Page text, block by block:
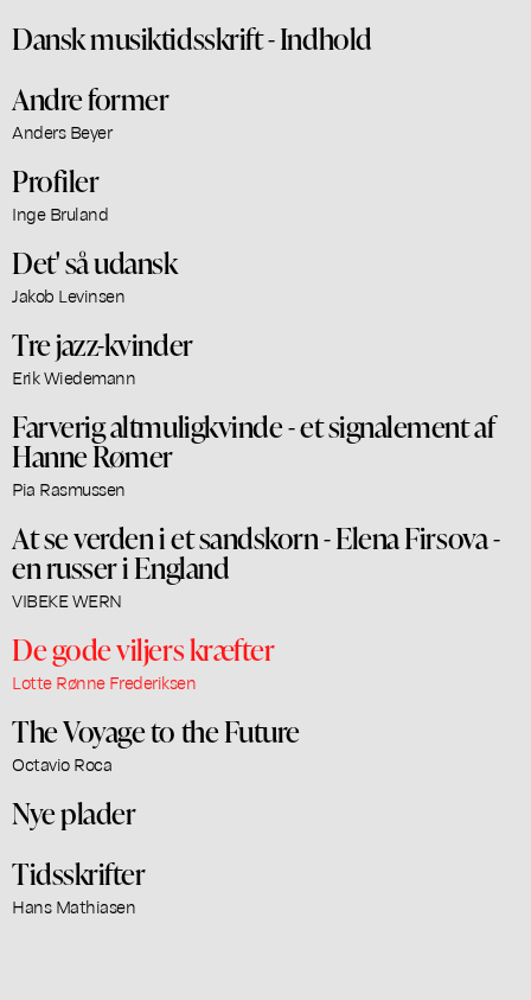
Dansk musiktidsskrift - Indhold
Andre former
Anders Beyer
Profiler
Inge Bruland
Det' så udansk
Jakob Levinsen
Tre jazz-kvinder
Erik Wiedemann
Farverig altmuligkvinde - et signalement af
Hanne Rømer
Pia Rasmussen
At se verden i et sandskorn - Elena Firsova -
en russer i England
VIBEKE WERN
De gode viljers kræfter
Lotte Rønne Frederiksen
The Voyage to the Future
Octavio Roca
Nye plader
Tidsskrifter
Hans Mathiasen